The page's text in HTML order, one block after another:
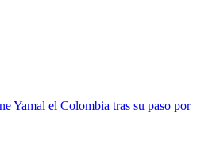
Yamal el Colombia tras su paso por